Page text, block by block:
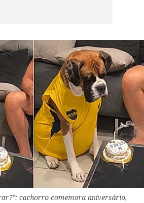
cachorro comemora aniversário,